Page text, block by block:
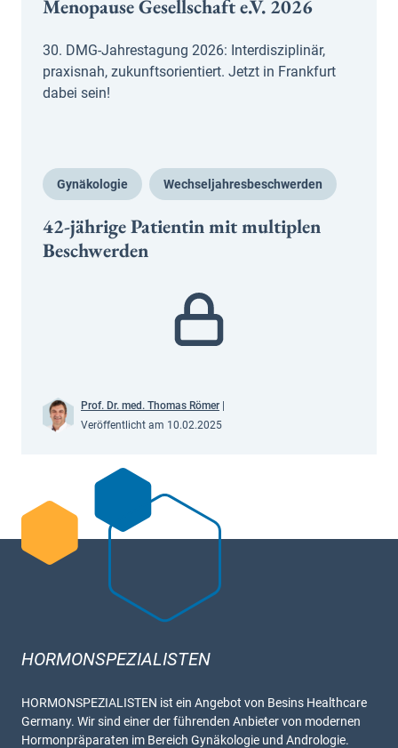
Menopause Gesellschaft e.V. 2026
30. DMG-Jahrestagung 2026: Interdisziplinär,
praxisnah, zukunftsorientiert. Jetzt in Frankfurt
dabei sein!
Gynäkologie Wechseljahresbeschwerden
42-jährige Patientin mit multiplen
Beschwerden
Prof. Dr. med. Thomas Römer |
Veröffentlicht am 10.02.2025
HORMONSPEZIALISTEN
HORMONSPEZIALISTEN ist ein Angebot von Besins Healthcare
Germany. Wir sind einer der führenden Anbieter von modernen
Hormonpräparaten im Bereich Gynäkologie und Andrologie.